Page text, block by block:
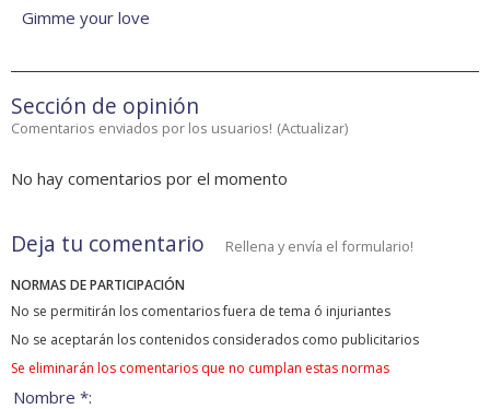
Gimme your love
Sección de opinión
Comentarios enviados por los usuarios! (Actualizar)
No hay comentarios por el momento
Deja tu comentario Rellena y envía el formulario!
NORMAS DE PARTICIPACIÓN
No se permitirán los comentarios fuera de tema ó injuriantes
No se aceptarán los contenidos considerados como publicitarios
Se eliminarán los comentarios que no cumplan estas normas
Nombre *: